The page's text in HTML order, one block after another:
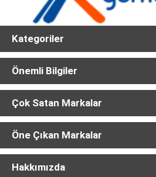
Kategoriler
Önemli Bilgiler
Çok Satan Markalar
Öne Çıkan Markalar
Hakkımızda